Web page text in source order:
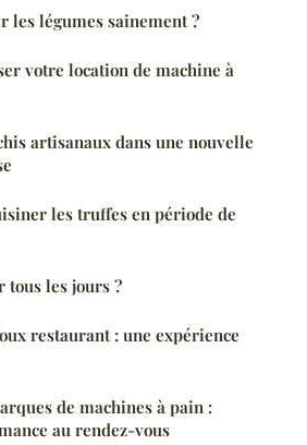
les légumes sainement ?
votre location de machine à
artisanaux dans une nouvelle
les truffes en période de
les jours ?
restaurant : une expérience
de machines à pain :
au rendez-vous